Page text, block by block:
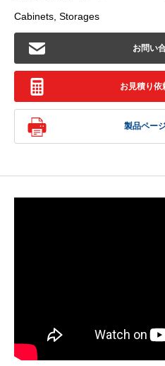
Cabinets, Storages
お問い
お見積り依
製品ペー